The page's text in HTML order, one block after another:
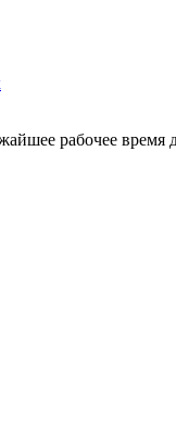
рабочее время